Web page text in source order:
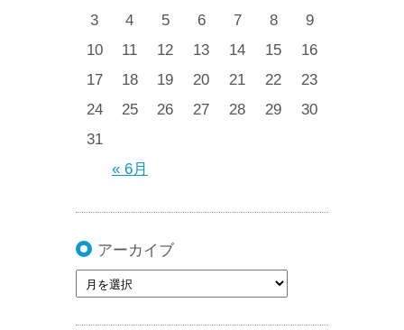
« 6月
3
4 5 6 7 8
9
10
11 12 13 14 15
16
17
18 19 20 21 22
23
24
25 26 27 28 29
30
31
アーカイブ